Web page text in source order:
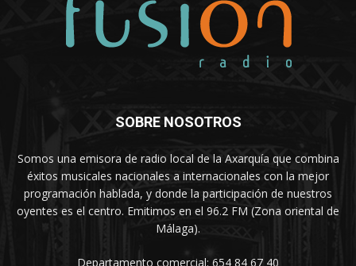
SOBRE NOSOTROS
Somos una emisora de radio local de la Axarquía que combina
éxitos musicales nacionales a internacionales con la mejor
programación hablada, y donde la participación de nuestros
oyentes es el centro. Emitimos en el 96.2 FM (Zona oriental de
Málaga).
Departamento comercial: 654 84 67 40